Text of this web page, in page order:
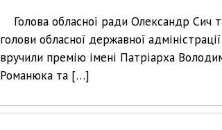
Голова обласної ради Олександр Сич
голови обласної державної
вручили премію імені Патріарха
Романюка та […]